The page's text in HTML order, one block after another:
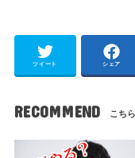
ツイート シェア
RECOMMEND